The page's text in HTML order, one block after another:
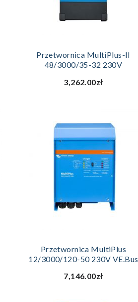
Przetwornica MultiPlus-II
48/3000/35-32 230V
3,262.00zł
Przetwornica MultiPlus
12/3000/120-50 230V VE.Bus
7,146.00zł